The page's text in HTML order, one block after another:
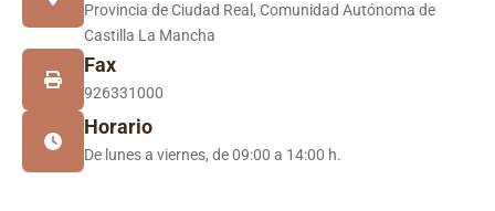
Provincia de Ciudad Real, Comunidad Autónoma de
Castilla La Mancha
Fax
926331000
Horario
De lunes a viernes, de 09:00 a 14:00 h.